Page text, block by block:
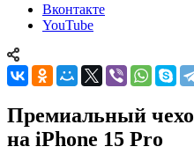
Вконтакте
YouTube
Премиальный
на iPhone 15 Pro